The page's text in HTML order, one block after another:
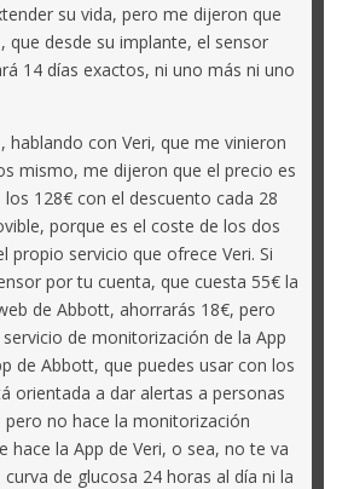
su vida, pero me dijeron que
que desde su implante, el sensor
14 días exactos, ni uno más ni uno
hablando con Veri, que me vinieron
mismo, me dijeron que el precio es
128€ con el descuento cada 28
porque es el coste de los dos
propio servicio que ofrece Veri. Si
por tu cuenta, que cuesta 55€ la
de Abbott, ahorrarás 18€, pero
de monitorización de la App
de Abbott, que puedes usar con los
orientada a dar alertas a personas
pero no hace la monitorización
hace la App de Veri, o sea, no te va
de glucosa 24 horas al día ni la